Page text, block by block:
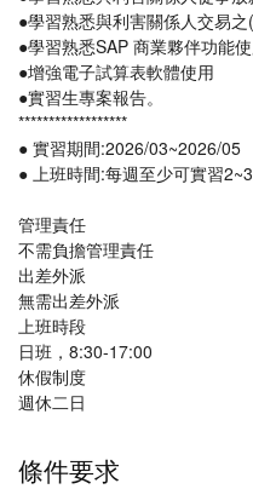
●學習熟悉與利害關係人交易
●學習熟悉SAP 商業夥伴功能
●增強電子試算表軟體使用
●實習生專案報告。
******************
● 實習期間:2026/03~2026/05
● 上班時間:每週至少可實習
管理責任
不需負擔管理責任
出差外派
無需出差外派
上班時段
日班，8:30-17:00
休假制度
週休二日
條件要求